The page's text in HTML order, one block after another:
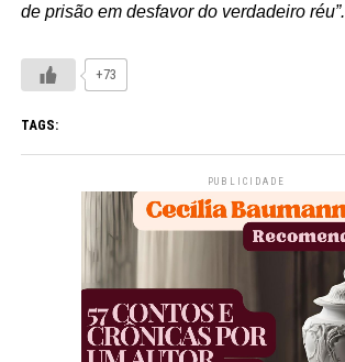
de prisão em desfavor do verdadeiro réu”.
+73
TAGS:
PUBLICIDADE